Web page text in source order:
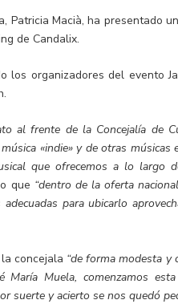
Patricia Macià, ha presentado
de Candalix.
los organizadores del evento
al frente de la Concejalía de
«indie» y de otras músicas
que ofrecemos a lo largo
que “dentro de la oferta
para ubicarlo
concejala “de forma modesta y
María Muela, comenzamos
suerte y acierto se nos quedó